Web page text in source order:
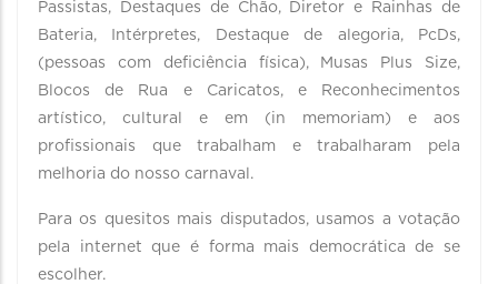
Passistas, Destaques de Chão, Diretor e Rainhas de
Bateria, Intérpretes, Destaque de alegoria, PcDs,
(pessoas com deficiência física), Musas Plus Size,
Blocos de Rua e Caricatos, e Reconhecimentos
artístico, cultural e em (in memoriam) e aos
profissionais que trabalham e trabalharam pela
melhoria do nosso carnaval.
Para os quesitos mais disputados, usamos a votação
pela internet que é forma mais democrática de se
escolher.